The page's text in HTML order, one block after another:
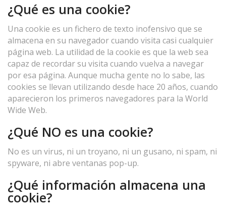
¿Qué es una cookie?
Una cookie es un fichero de texto inofensivo que se
almacena en su navegador cuando visita casi cualquier
página web. La utilidad de la cookie es que la web sea
capaz de recordar su visita cuando vuelva a navegar
por esa página. Aunque mucha gente no lo sabe, las
cookies se llevan utilizando desde hace 20 años, cuando
aparecieron los primeros navegadores para la World
Wide Web.
¿Qué NO es una cookie?
No es un virus, ni un troyano, ni un gusano, ni spam, ni
spyware, ni abre ventanas pop-up.
¿Qué información almacena una
cookie?